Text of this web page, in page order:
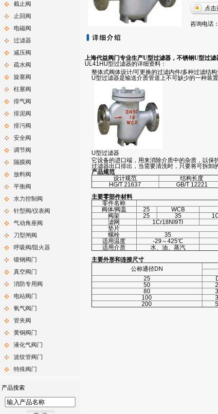
截止阀
止回阀
电磁阀
过滤器
减压阀
疏水阀
旋塞阀
柱塞阀
排气阀
排泥阀
排污阀
安全阀
调节阀
隔膜阀
放料阀
平衡阀
水力控制阀
针型阀/仪表阀
气动角座阀
刀型闸阀
呼吸阀/阻火器
锻钢阀门
真空阀门
消防专用阀
电站阀门
氧气阀门
管夹阀
黄铜阀门
液化气阀门
波纹管阀门
特殊阀门
产品搜索
咨询电话
上海代益阀门专业生产U型过滤器，不锈钢U型过
UL41HU型过滤器的详细资料：
整体式阀体设计/可更换的过滤内件/多种过滤结
U型过滤器是输送介质管道上不可缺少的一种装
U型过滤器
它设备的进口端，用来消除介质中的杂质，以保
过滤器出口排出，当需要清洗时，只要将可拆卸
产品规范
设计规范
结构长度
HG/T 21637
GB/T 12221
主要零部件材料
零件名称
阀体/阀盖
25
WCB
阀架
25 35
滤网
1Cr18NI9TI
垫片
螺栓
35
适用温度
-29～425℃
适用介质
水、油、蒸汽
主要外形和连接尺寸
公称通径DN
25
50
80
100
200